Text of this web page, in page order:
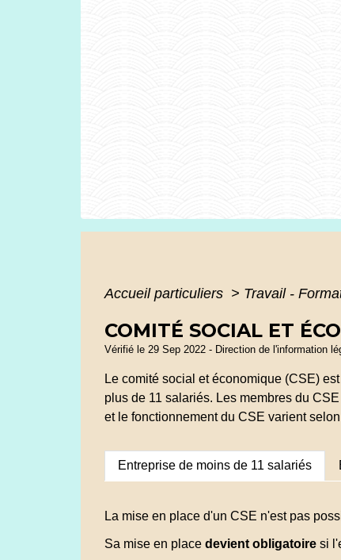
Accueil particuliers > Travail -
COMITÉ SOCIAL ET
Vérifié le 29 Sep 2022 - Direction de l'information
Le comité social et économique (CSE)
plus de 11 salariés. Les membres du
et le fonctionnement du CSE varient
Entreprise de moins de 11 salariés
La mise en place d'un CSE n'est pas
Sa mise en place devient obligatoire si